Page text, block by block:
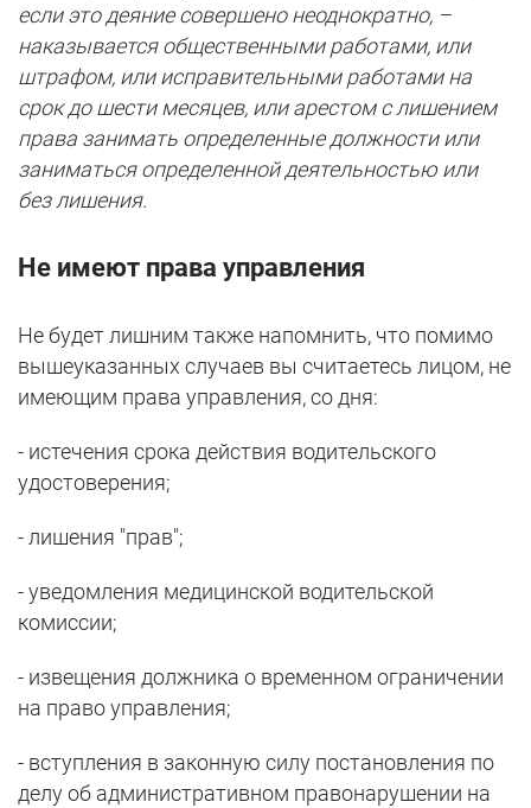
если это деяние совершено неоднократно, –
наказывается общественными работами, или
штрафом, или исправительными работами на
срок до шести месяцев, или арестом с лишением
права занимать определенные должности или
заниматься определенной деятельностью или
без лишения.
Не имеют права управления
Не будет лишним также напомнить, что помимо
вышеуказанных случаев вы считаетесь лицом, не
имеющим права управления, со дня:
- истечения срока действия водительского
удостоверения;
- лишения "прав";
- уведомления медицинской водительской
комиссии;
- извещения должника о временном ограничении
на право управления;
- вступления в законную силу постановления по
делу об административном правонарушении на